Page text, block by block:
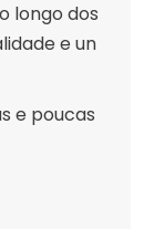
longo dos
e un
e poucas